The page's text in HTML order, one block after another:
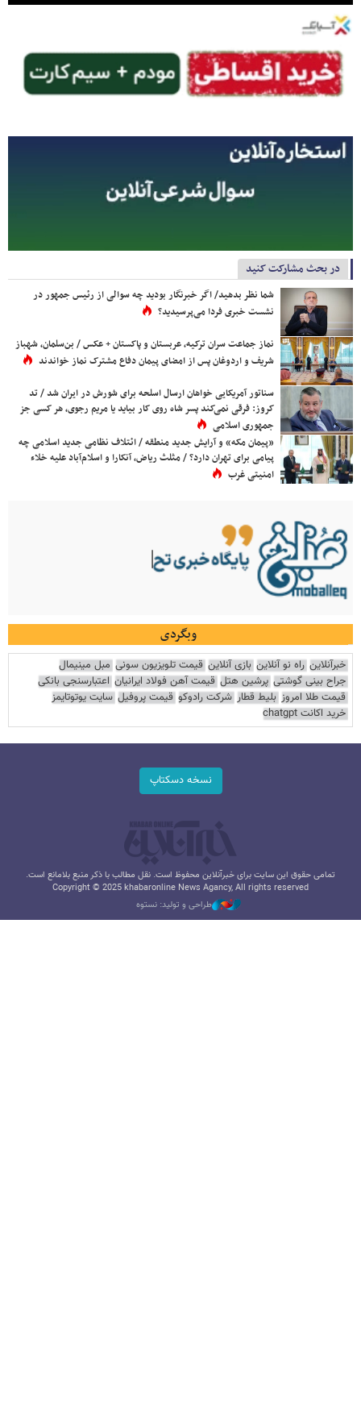
در بحث مشارکت کنید
شما نظر بدهید/ اگر خبرنگار بودید چه سوالی از رئیس جمهور در
نشست خبری فردا می‌پرسیدید؟
نماز جماعت سران ترکیه، عربستان و پاکستان + عکس / بن‌سلمان، شهباز
شریف و اردوغان پس از امضای پیمان دفاع مشترک نماز خواندند
سناتور آمریکایی خواهان ارسال اسلحه برای شورش در ایران شد / تد
کروز: فرقی نمی‌کند پسر شاه روی کار بیاید یا مریم رجوی، هر کسی جز
جمهوری اسلامی
«پیمان مکه» و آرایش جدید منطقه / ائتلاف نظامی جدید اسلامی چه
پیامی برای تهران دارد؟ / مثلث ریاض، آنکارا و اسلام‌آباد علیه خلاء
امنیتی غرب
وبگردی
خبرآنلاین راه نو آنلاین بازی آنلاین قیمت تلویزیون سونی مبل مینیمال
جراح بینی گوشتی پرشین هتل قیمت آهن فولاد ایرانیان اعتبارسنجی بانکی
قیمت طلا امروز بلیط قطار شرکت رادوکو قیمت پروفیل سایت یوتوتایمز
خرید اکانت chatgpt
نسخه دسکتاپ
تمامی حقوق این سایت برای خبرآنلاین محفوظ است. نقل مطالب با ذکر منبع بلامانع است.
Copyright © 2025 khabaronline News Agancy, All rights reserved
طراحی و تولید: نستوه